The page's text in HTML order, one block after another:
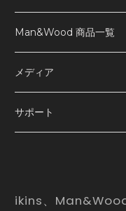
Man&Wood 商品一覧
メディア
サポート
ikins、